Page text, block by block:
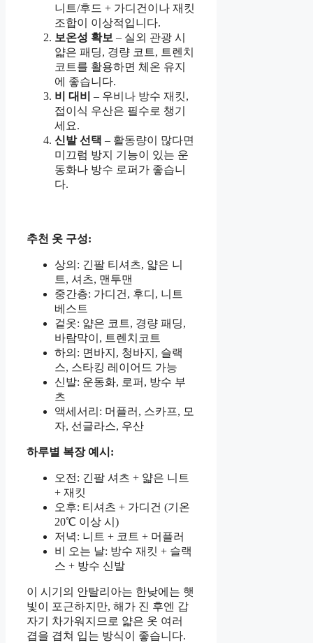
니트/후드 + 가디건이나 재킷
조합이 이상적입니다.
보온성 확보 – 실외 관광 시
얇은 패딩, 경량 코트, 트렌치
코트를 활용하면 체온 유지
에 좋습니다.
비 대비 – 우비나 방수 재킷,
접이식 우산은 필수로 챙기
세요.
신발 선택 – 활동량이 많다면
미끄럼 방지 기능이 있는 운
동화나 방수 로퍼가 좋습니
다.
추천 옷 구성:
상의: 긴팔 티셔츠, 얇은 니
트, 셔츠, 맨투맨
중간층: 가디건, 후디, 니트
베스트
겉옷: 얇은 코트, 경량 패딩,
바람막이, 트렌치코트
하의: 면바지, 청바지, 슬랙
스, 스타킹 레이어드 가능
신발: 운동화, 로퍼, 방수 부
츠
액세서리: 머플러, 스카프, 모
자, 선글라스, 우산
하루별 복장 예시:
오전: 긴팔 셔츠 + 얇은 니트
+ 재킷
오후: 티셔츠 + 가디건 (기온
20℃ 이상 시)
저녁: 니트 + 코트 + 머플러
비 오는 날: 방수 재킷 + 슬랙
스 + 방수 신발
이 시기의 안탈리아는 한낮에는 햇
빛이 포근하지만, 해가 진 후엔 갑
자기 차가워지므로 얇은 옷 여러
겹을 겹쳐 입는 방식이 좋습니다.